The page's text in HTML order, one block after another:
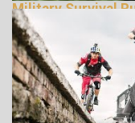
Military Survival
165709 Nézetek